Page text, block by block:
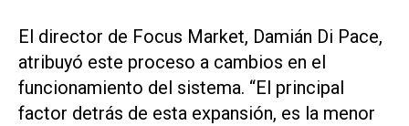
El director de Focus Market, Damián Di Pace,
atribuyó este proceso a cambios en el
funcionamiento del sistema. “El principal
factor detrás de esta expansión, es la menor